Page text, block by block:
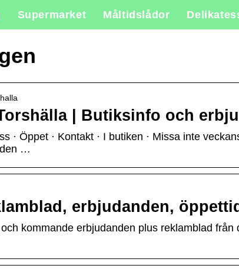
Supermarket Måltidslådor
| Butiksinfo och
· Öppet · Kontakt · I butiken · Missa inte
…
erbjudanden,
kommande erbjudanden plus reklamblad